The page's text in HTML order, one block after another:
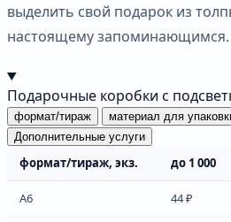
выделить свой подарок из
настоящему запоминающимся.
Подарочные коробки с
формат/тираж материал для
Дополнительные услуги
формат/тираж, экз. до 1 000
А6 44 ₽